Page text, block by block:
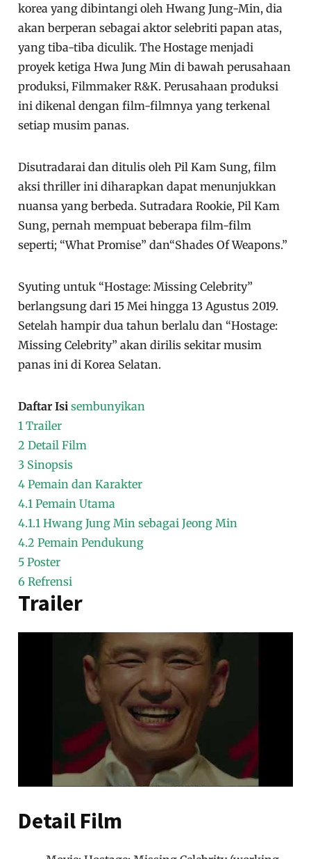
korea yang dibintangi oleh Hwang Jung-Min, dia
akan berperan sebagai aktor selebriti papan atas,
yang tiba-tiba diculik. The Hostage menjadi
proyek ketiga Hwa Jung Min di bawah perusahaan
produksi, Filmmaker R&K. Perusahaan produksi
ini dikenal dengan film-filmnya yang terkenal
setiap musim panas.
Disutradarai dan ditulis oleh Pil Kam Sung, film
aksi thriller ini diharapkan dapat menunjukkan
nuansa yang berbeda. Sutradara Rookie, Pil Kam
Sung, pernah mempuat beberapa film-film
seperti; “What Promise” dan“Shades Of Weapons.”
Syuting untuk “Hostage: Missing Celebrity”
berlangsung dari 15 Mei hingga 13 Agustus 2019.
Setelah hampir dua tahun berlalu dan “Hostage:
Missing Celebrity” akan dirilis sekitar musim
panas ini di Korea Selatan.
Daftar Isi sembunyikan
1 Trailer
2 Detail Film
3 Sinopsis
4 Pemain dan Karakter
4.1 Pemain Utama
4.1.1 Hwang Jung Min sebagai Jeong Min
4.2 Pemain Pendukung
5 Poster
6 Refrensi
Trailer
Detail Film